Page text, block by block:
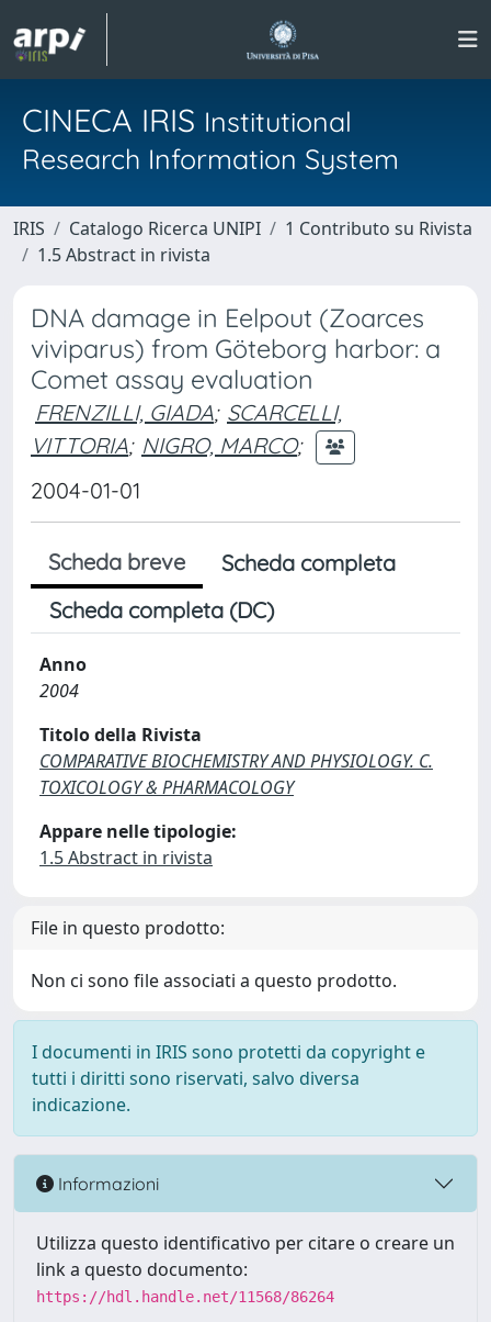
CINECA IRIS Institutional
Research Information System
IRIS Catalogo Ricerca UNIPI
1 Contributo su Rivista
1.5 Abstract in rivista
DNA damage in Eelpout (Zoarces
viviparus) from Göteborg harbor: a
Comet assay evaluation
FRENZILLI, GIADA; SCARCELLI,
VITTORIA; NIGRO, MARCO;
2004-01-01
Scheda breve
Scheda completa
Scheda completa (DC)
Anno
2004
Titolo della Rivista
COMPARATIVE BIOCHEMISTRY AND PHYSIOLOGY. C.
TOXICOLOGY & PHARMACOLOGY
Appare nelle tipologie:
1.5 Abstract in rivista
File in questo prodotto:
Non ci sono file associati a questo prodotto.
I documenti in IRIS sono protetti da copyright e
tutti i diritti sono riservati, salvo diversa
indicazione.
Informazioni
Utilizza questo identificativo per citare o creare un
link a questo documento:
https://hdl.handle.net/11568/86264